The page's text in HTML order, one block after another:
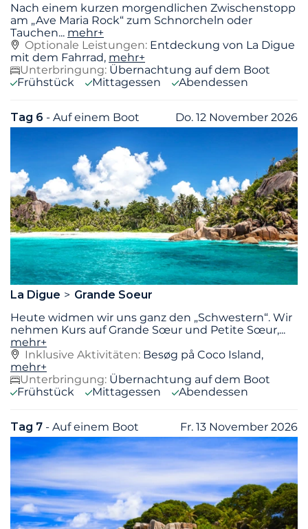
Nach einem kurzen morgendlichen Zwischenstopp
am „Ave Maria Rock“ zum Schnorcheln oder
Tauchen... mehr+
Optionale Leistungen: Entdeckung von La Digue
mit dem Fahrrad, mehr+
Unterbringung: Übernachtung auf dem Boot
Frühstück
Mittagessen Abendessen
Tag 6 - Auf einem Boot Do. 12 November 2026
La Digue
Grande Soeur
Heute widmen wir uns ganz den „Schwestern“. Wir
nehmen Kurs auf Grande Sœur und Petite Sœur,...
mehr+
Inklusive Aktivitäten: Besøg på Coco Island,
mehr+
Unterbringung: Übernachtung auf dem Boot
Frühstück
Mittagessen Abendessen
Tag 7 - Auf einem Boot Fr. 13 November 2026